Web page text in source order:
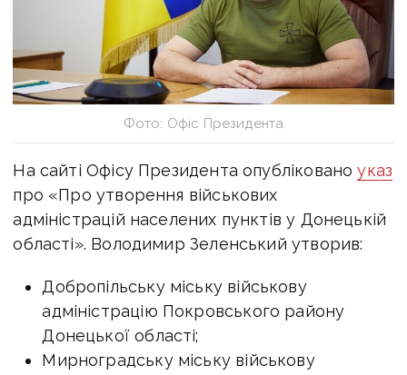
Фото: Офіс Президента
На сайті Офісу Президента опублікованоуказ
про «Про утворення військових
адміністрацій населених пунктів у Донецькій
області». Володимир Зеленський утворив:
Добропільську міську військову
адміністрацію Покровського району
Донецької області;
Мирноградську міську військову